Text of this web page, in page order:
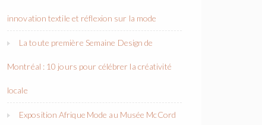
innovation textile et réflexion sur la mode
La toute première Semaine Design de
Montréal : 10 jours pour célébrer la créativité
locale
Exposition Afrique Mode au Musée McCord